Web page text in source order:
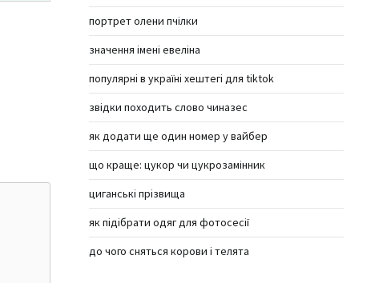
портрет олени пчілки
значення імені евеліна
популярні в україні хештегі для tiktok
звідки походить слово чиназес
як додати ще один номер у вайбер
що краще: цукор чи цукрозамінник
циганські прізвища
як підібрати одяг для фотосесії
до чого сняться корови і телята